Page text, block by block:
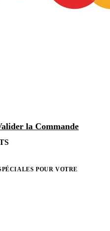
la Commande
POUR VOTRE